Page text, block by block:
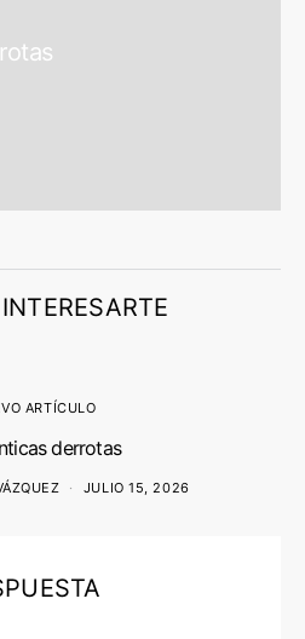
ARTÍCULO
derrotas
JULIO 15, 2026